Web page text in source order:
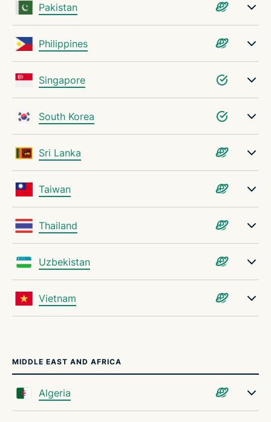
Pakistan
Philippines
Singapore
South Korea
Sri Lanka
Taiwan
Thailand
Uzbekistan
Vietnam
MIDDLE EAST AND AFRICA
Algeria